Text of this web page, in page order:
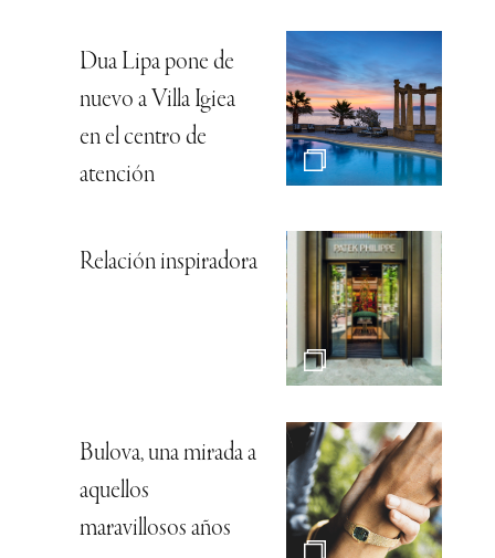
Dua Lipa pone de
nuevo a Villa Igiea
en el centro de
atención
Relación inspiradora
Bulova, una mirada a
aquellos
maravillosos años